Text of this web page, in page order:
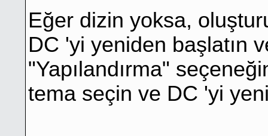
Eğer dizin yoksa,
DC 'yi yeniden başlatın
"Yapılandırma"
tema seçin ve DC 'yi